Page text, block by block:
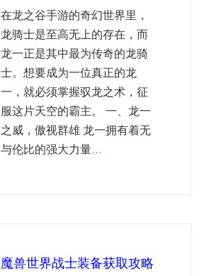
在龙之谷手游的奇幻世界里，
龙骑士是至高无上的存在，而
龙一正是其中最为传奇的龙骑
士。想要成为一位真正的龙
一，就必须掌握驭龙之术，征
服这片天空的霸主。 一、龙一
之威，傲视群雄 龙一拥有着无
与伦比的强大力量...
魔兽世界战士装备获取攻略